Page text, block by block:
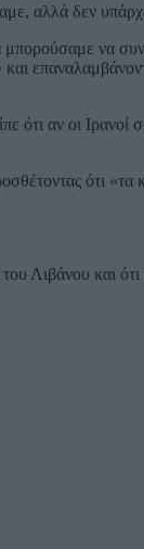
αλλά δεν
μπορούσαμε να
ότι αν οι Ιρανοί
ότι «τα
Λιβάνου και ότι